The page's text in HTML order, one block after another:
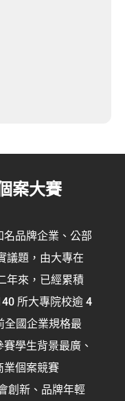
案大賽
品牌企業、公部
議題，由大專在
年來，已經累積
所大專院校逾 4
全國企業規格最
學生背景最廣、
業個案競賽
創新、品牌年輕